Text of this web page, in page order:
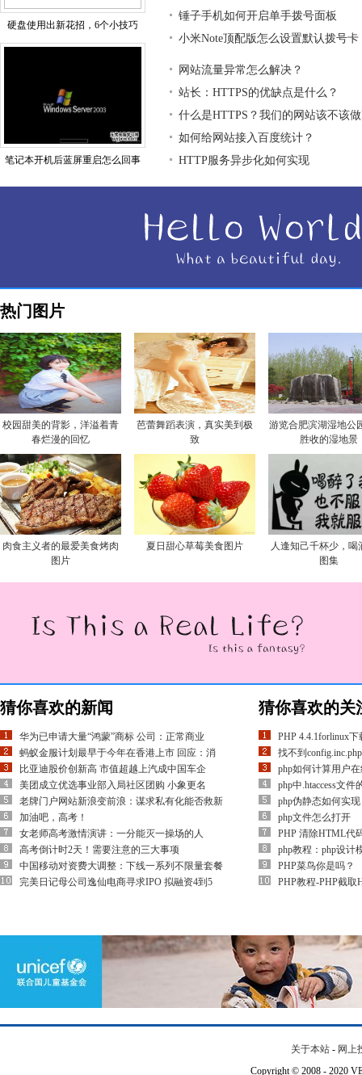
硬盘使用出新花招，6个小技巧
笔记本开机后蓝屏重启怎么回事
锤子手机如何开启单手拨号面板
小米Note顶配版怎么设置默认拨号卡
网站流量异常怎么解决？
站长：HTTPS的优缺点是什么？
什么是HTTPS？我们的网站该不该
如何给网站接入百度统计？
HTTP服务异步化如何实现
热门图片
校园甜美的背影，洋溢着青
春烂漫的回忆
芭蕾舞蹈表演，真实美到极
致
游览合肥滨湖湿地公
胜收的湿地景
肉食主义者的最爱美食烤肉
图片
夏日甜心草莓美食图片
人逢知己千杯少，喝
图集
猜你喜欢的新闻
华为已申请大量“鸿蒙”商标 公司：正常商业
蚂蚁金服计划最早于今年在香港上市 回应：消
比亚迪股价创新高 市值超越上汽成中国车企
美团成立优选事业部入局社区团购 小象更名
老牌门户网站新浪变前浪：谋求私有化能否救新
加油吧，高考！
女老师高考激情演讲：一分能灭一操场的人
高考倒计时2天！需要注意的三大事项
中国移动对资费大调整：下线一系列不限量套餐
完美日记母公司逸仙电商寻求IPO 拟融资4到5
猜你喜欢的关
PHP 4.4.1forlinux下
找不到
php如何计算用户
php中.htaccess文件
php伪静态如何实现
php文件怎么打开
PHP 清除HTML代
php教程：php设计
PHP菜鸟你是吗？
PHP教程-PHP截
关于本站 - 网上
Copyright © 2008 - 2020